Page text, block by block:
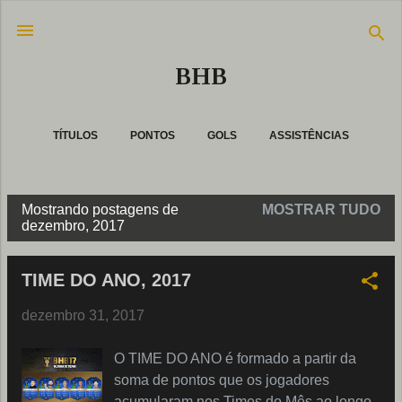
BHB
TÍTULOS PONTOS GOLS ASSISTÊNCIAS
o
Mostrando postagens de
dezembro, 2017
MOSTRAR TUDO
TIME DO ANO, 2017
dezembro 31, 2017
O TIME DO ANO é formado a partir da
soma de pontos que os jogadores